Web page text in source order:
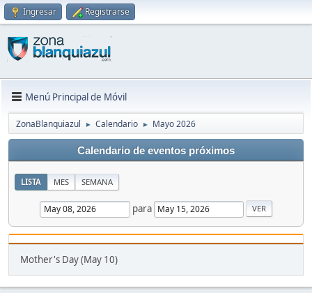
Ingresar Registrarse
Menú Principal de Móvil
ZonaBlanquiazul ► Calendario ► Mayo 2026
Calendario de eventos próximos
LISTA MES SEMANA
para
Mother's Day (May 10)